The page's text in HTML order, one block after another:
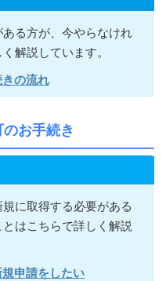
る方が 、今やらなけれ
解説しています。
の流れ
お手続き
に取得する必要がある
とはこちらで詳しく解説
申請をしたい